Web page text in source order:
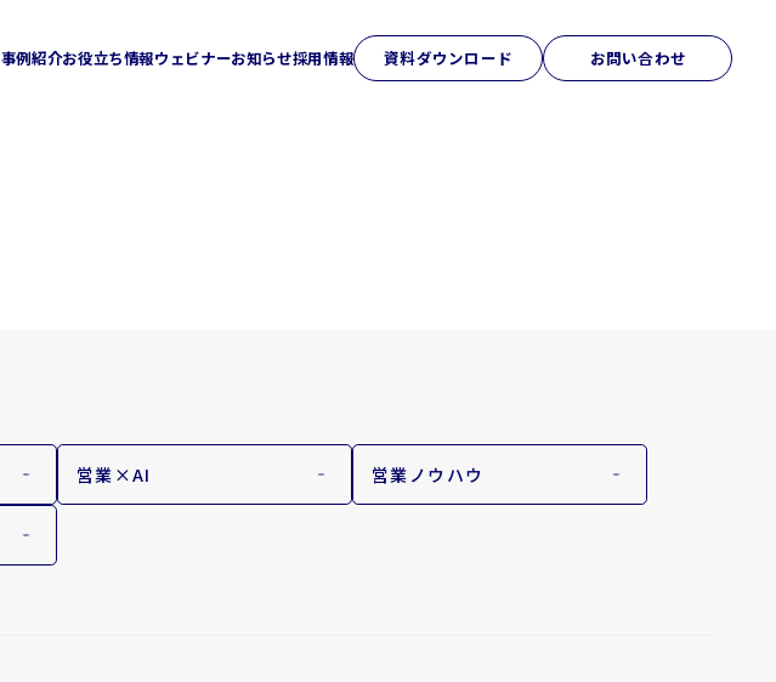
事例紹介お役立ち情報ウェビナーお知らせ採用情報 資料ダウンロード お問い合わせ
営業×AI 営業ノウハウ